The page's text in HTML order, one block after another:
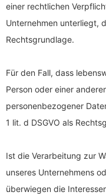
einer rechtlichen
Unternehmen unterliegt,
Rechtsgrundlage.
Für den Fall, dass
Person oder einer
personenbezogener
1 lit. d DSGVO als
Ist die Verarbeitung zur
unseres Unternehmens
überwiegen die